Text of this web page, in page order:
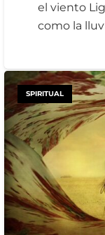
el viento
como la
SPIRITUAL